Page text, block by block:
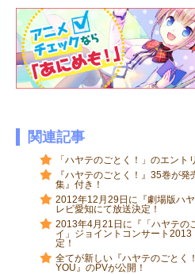
関連記事
「ハヤテのごとく！」のエント
『ハヤテのごとく！』35巻が
集』付き！
2012年12月29日に『劇場版ハ
レビ愛知にて放送決定！
2013年4月21日に『「ハヤテの
イ」ジョイントコンサート
定！
全てが新しい『ハヤテのごとく
YOU』のPVが公開！